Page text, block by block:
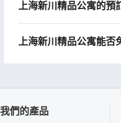
上海新川精品公寓的預
上海新川精品公寓能否
我們的產品